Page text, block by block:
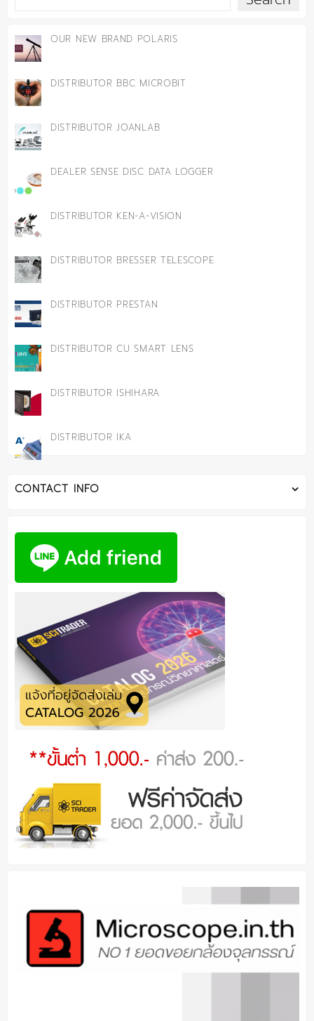
OUR NEW BRAND POLARIS
DISTRIBUTOR BBC MICROBIT
DISTRIBUTOR JOANLAB
DEALER SENSE DISC DATA LOGGER
DISTRIBUTOR KEN-A-VISION
DISTRIBUTOR BRESSER TELESCOPE
DISTRIBUTOR PRESTAN
DISTRIBUTOR CU SMART LENS
DISTRIBUTOR ISHIHARA
DISTRIBUTOR IKA
CONTACT INFO